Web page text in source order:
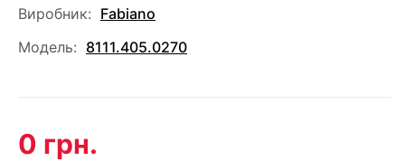
Виробник: Fabiano
Модель: 8111.405.0270
0 грн.